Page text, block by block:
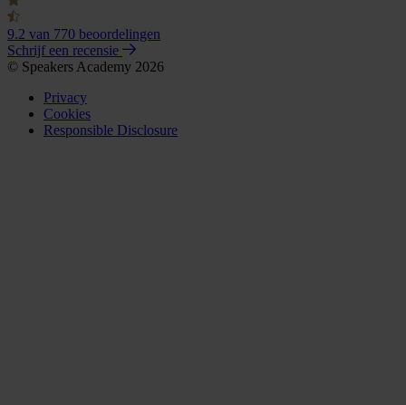
9.2 van 770 beoordelingen
Schrijf een recensie
© Speakers Academy 2026
Privacy
Cookies
Responsible Disclosure